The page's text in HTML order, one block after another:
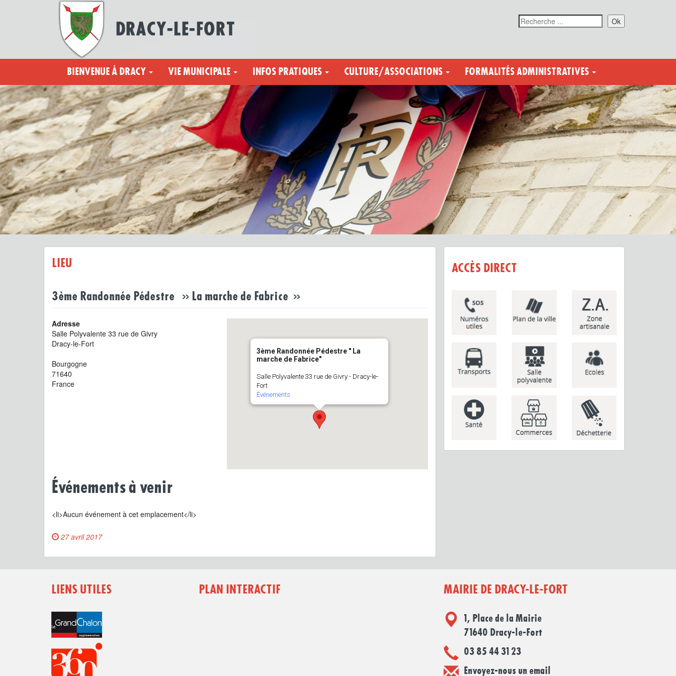
Ok
BIENVENUE À DRACY VIE MUNICIPALE INFOS PRATIQUES CULTURE/ASSOCIATIONS FORMALITÉS ADMINISTRATIVES
LIEU
3ème Randonnée Pédestre » La marche de Fabrice »
3ème Randonnée Pédestre " La
marche de Fabrice"
Salle Polyvalente 33 rue de Givry - Dracy-le-
Fort
Événements
Adresse
Salle Polyvalente 33 rue de Givry
Dracy-le-Fort
Bourgogne
71640
France
Événements à venir
<li>Aucun événement à cet emplacement</li>
27 avril 2017
ACCÈS DIRECT
LIENS UTILES PLAN INTERACTIF MAIRIE DE DRACY-LE-FORT
1, Place de la Mairie
71640 Dracy-le-Fort
03 85 44 31 23
Envoyez-nous un email